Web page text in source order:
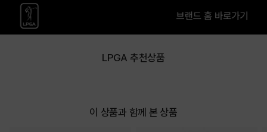
LPGA 추천상품
이 상품과 함께 본 상품